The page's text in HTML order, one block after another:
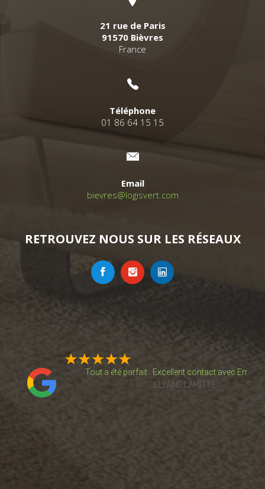
21 rue de Paris
91570 Bièvres
France
Téléphone
01 86 64 15 15
Email
bievres@logisvert.com
RETROUVEZ NOUS SUR LES RÉSEAUX
Tout a été parfait . Excellent contact avec
ELYANE LAHITTE
thomas Gregoris